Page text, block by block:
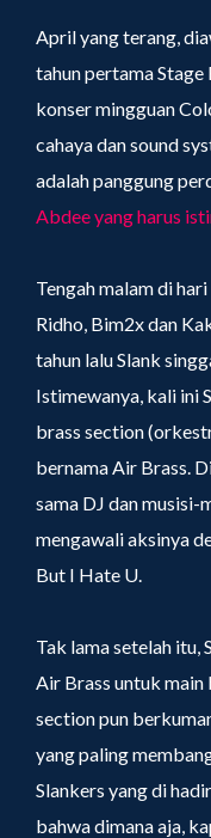
April yang terang,
tahun pertama
konser mingguan
cahaya dan sound
adalah panggung
Abdee yang harus
Tengah malam di
Ridho, Bim2x dan
tahun lalu Slank
Istimewanya, kali ini
brass section
bernama Air Brass.
sama DJ dan musisi-
mengawali aksinya
But I Hate U.
Tak lama setelah itu,
Air Brass untuk main
section pun
yang paling
Slankers yang di
bahwa dimana aja,